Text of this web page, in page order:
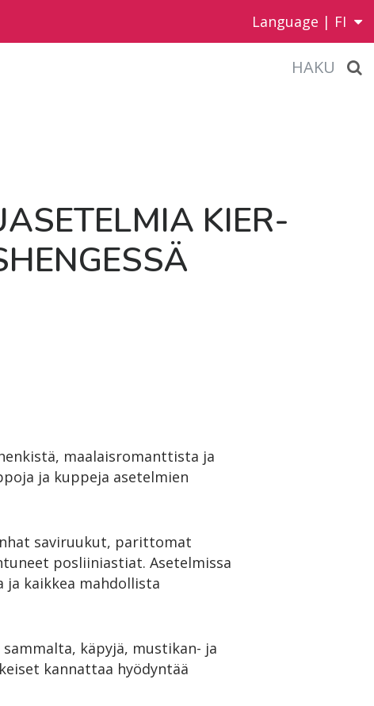
Language | FI
HAKU
KIER­
maalaisromanttista ja
ja kuppeja asetelmien
saviruukut, parittomat
posliiniastiat. Asetelmissa
kaikkea mahdollista
käpyjä, mustikan- ja
kannattaa hyödyntää